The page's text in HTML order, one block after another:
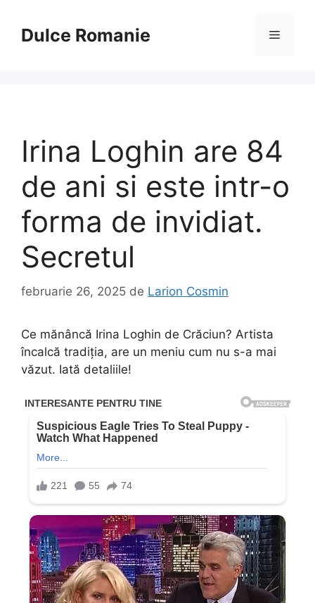
conținutDulce Romanie Meniu
Irina Loghin are 84
de ani si este intr-o
forma de invidiat.
Secretul
februarie 26, 2025 de Larion Cosmin
Ce mănâncă Irina Loghin de Crăciun? Artista
încalcă tradiția, are un meniu cum nu s-a mai
văzut. Iată detaliile!